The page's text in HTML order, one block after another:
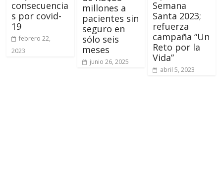
consecuencia
s por covid-
19
febrero 22,
2023
millones a
pacientes sin
seguro en
sólo seis
meses
junio 26, 2025
Semana
Santa 2023;
refuerza
campaña “Un
Reto por la
Vida”
abril 5, 2023